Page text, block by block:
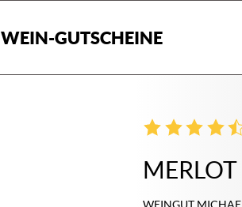
WEIN-GUTSCHEINE
4